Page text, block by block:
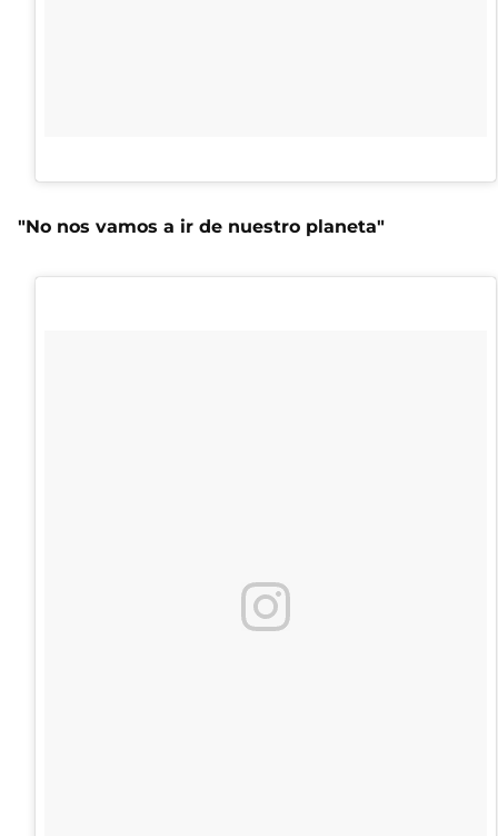
"No nos vamos a ir de nuestro planeta"